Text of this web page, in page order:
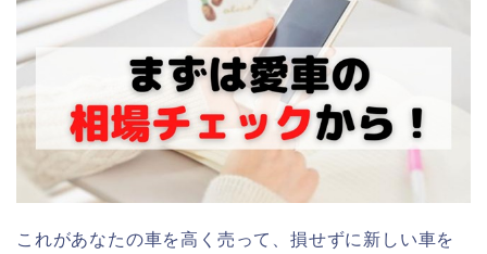
これがあなたの車を高く売って、損せずに新しい車を